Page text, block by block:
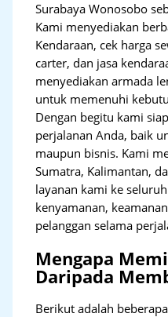
Surabaya Wonosobo
Kami menyediakan
Kendaraan, cek harga
carter, dan jasa
menyediakan armada
untuk memenuhi
Dengan begitu kami
perjalanan Anda, baik
maupun bisnis. Kami
Sumatra, Kalimantan,
layanan kami ke
kenyamanan,
pelanggan selama
Mengapa
Daripada
Berikut adalah